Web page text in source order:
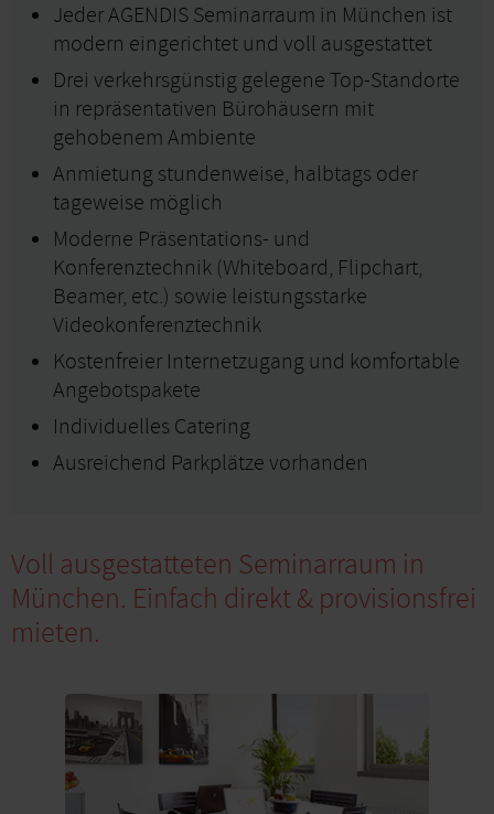
Jeder AGENDIS Seminarraum in München ist
modern eingerichtet und voll ausgestattet
Drei verkehrsgünstig gelegene Top-Standorte
in repräsentativen Bürohäusern mit
gehobenem Ambiente
Anmietung stundenweise, halbtags oder
tageweise möglich
Moderne Präsentations- und
Konferenztechnik (Whiteboard, Flipchart,
Beamer, etc.) sowie leistungsstarke
Videokonferenztechnik
Kostenfreier Internetzugang und komfortable
Angebotspakete
Individuelles Catering
Ausreichend Parkplätze vorhanden
Voll ausgestatteten Seminarraum in
München. Einfach direkt & provisionsfrei
mieten.